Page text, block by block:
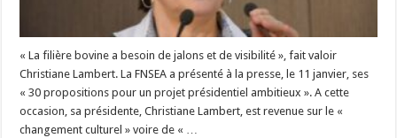
« La filière bovine a besoin de jalons et de visibilité », fait valoir
Christiane Lambert. La FNSEA a présenté à la presse, le 11 janvier, ses
« 30 propositions pour un projet présidentiel ambitieux ». A cette
occasion, sa présidente, Christiane Lambert, est revenue sur le «
changement culturel » voire de « …